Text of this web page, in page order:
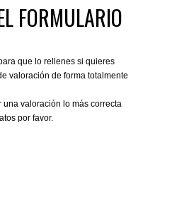
FORMULARIO
que lo rellenes si quieres
valoración de forma totalmente
una valoración lo más correcta
por favor.